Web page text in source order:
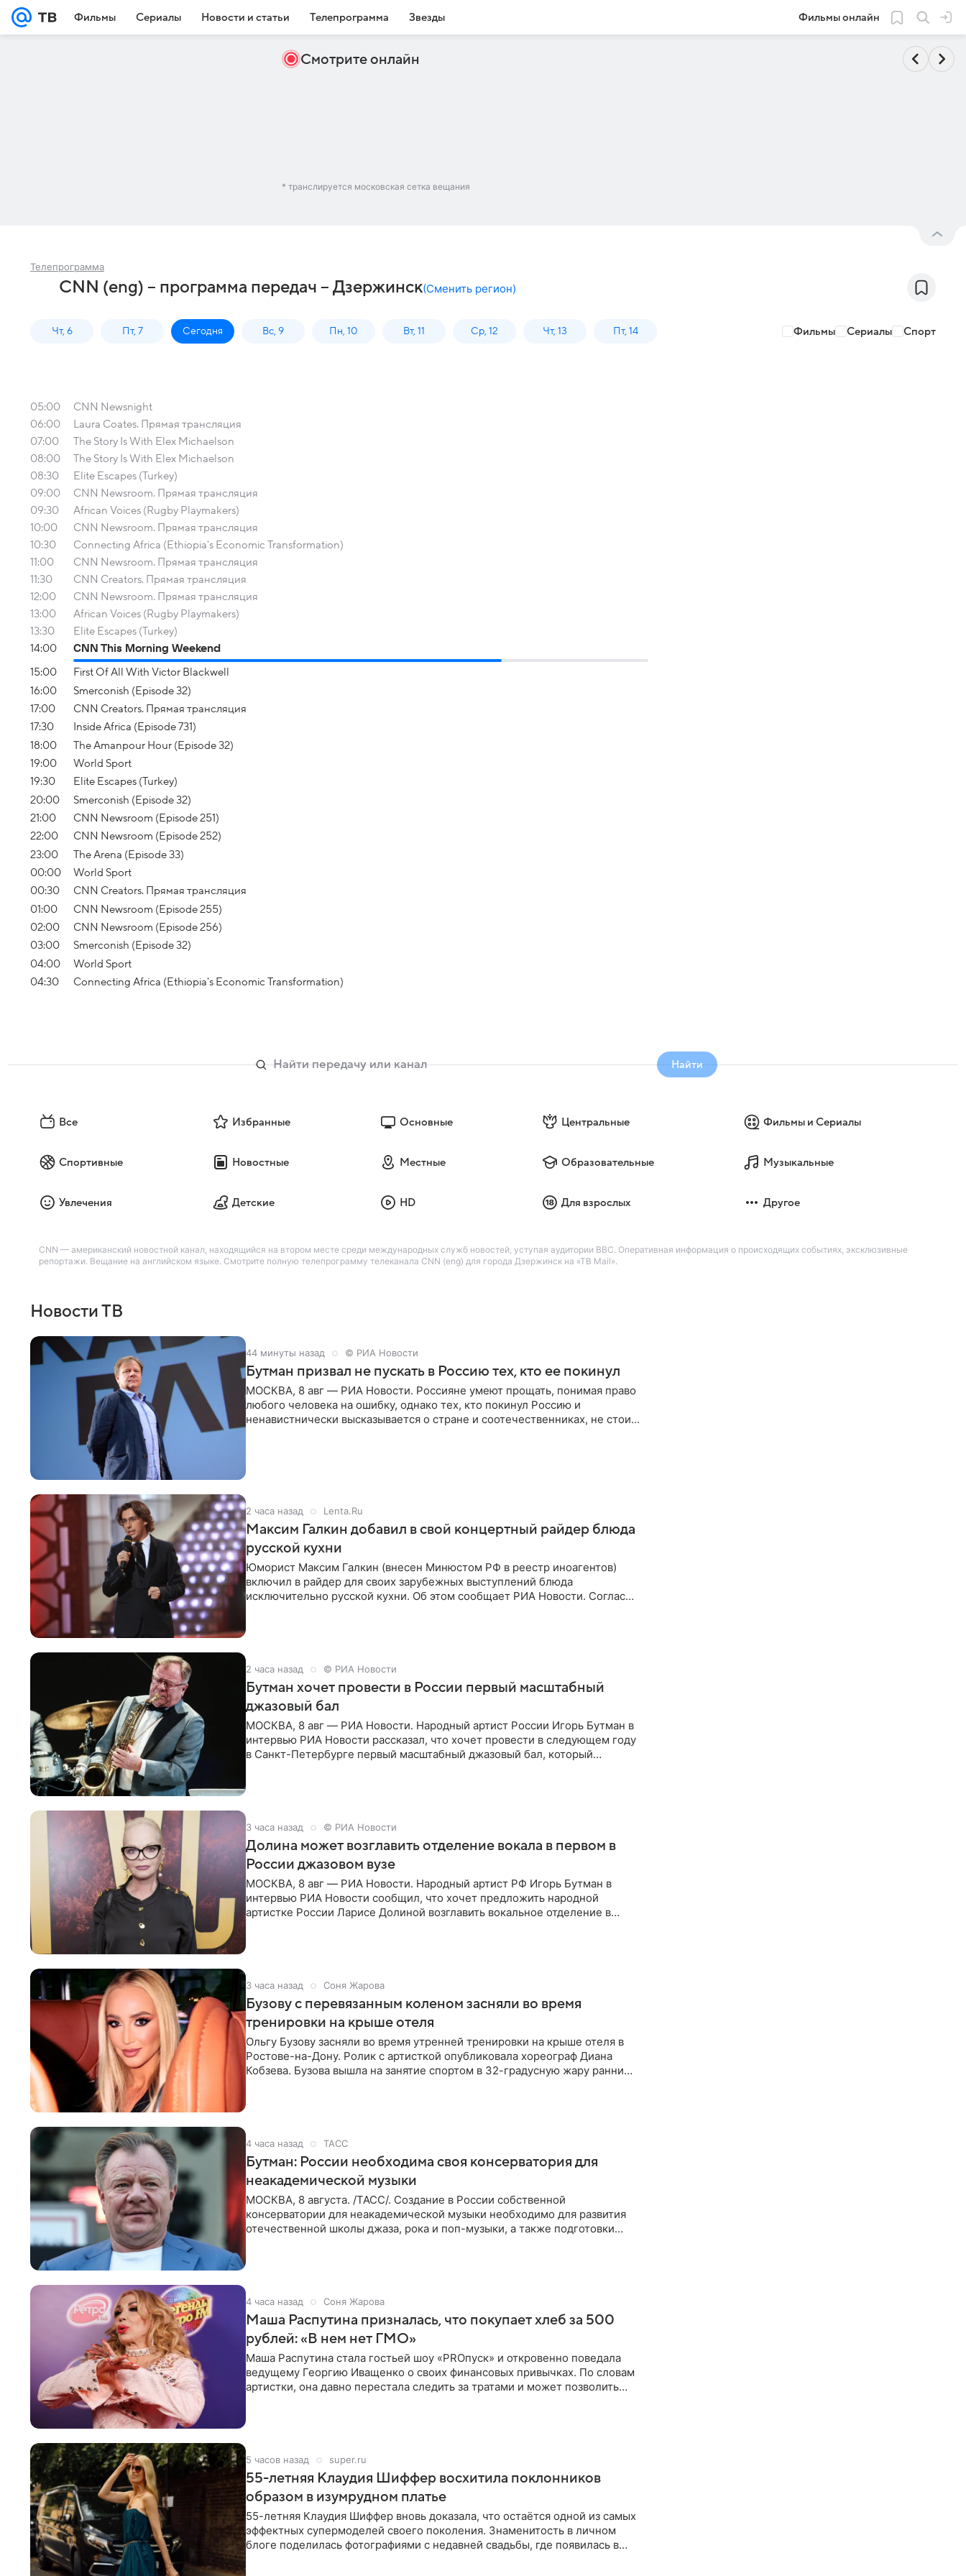
Фильмы Сериалы Новости и статьи Телепрограмма Звезды Фильмы онлайн
Смотрите онлайн
* транслируется московская сетка вещания
Телепрограмма
CNN (eng) – программа передач – Дзержинск(Сменить регион)
Чт, 6 Пт, 7 Сегодня Вс, 9 Пн, 10 Вт, 11 Ср, 12 Чт, 13 Пт, 14 Фильмы Сериалы Спорт
05:00
CNN Newsnight
06:00
Laura Coates. Прямая трансляция
07:00
The Story Is With Elex Michaelson
08:00
The Story Is With Elex Michaelson
08:30
Elite Escapes (Turkey)
09:00
CNN Newsroom. Прямая трансляция
09:30
African Voices (Rugby Playmakers)
10:00
CNN Newsroom. Прямая трансляция
10:30
Connecting Africa (Ethiopia's Economic Transformation)
11:00
CNN Newsroom. Прямая трансляция
11:30
CNN Creators. Прямая трансляция
12:00
CNN Newsroom. Прямая трансляция
13:00
African Voices (Rugby Playmakers)
13:30
Elite Escapes (Turkey)
14:00
CNN This Morning Weekend
15:00
First Of All With Victor Blackwell
16:00
Smerconish (Episode 32)
17:00
CNN Creators. Прямая трансляция
17:30
Inside Africa (Episode 731)
18:00
The Amanpour Hour (Episode 32)
19:00
World Sport
19:30
Elite Escapes (Turkey)
20:00
Smerconish (Episode 32)
21:00
CNN Newsroom (Episode 251)
22:00
CNN Newsroom (Episode 252)
23:00
The Arena (Episode 33)
00:00
World Sport
00:30
CNN Creators. Прямая трансляция
01:00
CNN Newsroom (Episode 255)
02:00
CNN Newsroom (Episode 256)
03:00
Smerconish (Episode 32)
04:00
World Sport
04:30
Connecting Africa (Ethiopia's Economic Transformation)
Найти
Все Избранные Основные Центральные Фильмы и Сериалы
Спортивные Новостные Местные Образовательные Музыкальные
Увлечения Детские HD Для взрослых Другое
CNN — американский новостной канал, находящийся на втором месте среди международных служб новостей, уступая аудитории BBC. Оперативная информация о происходящих событиях, эксклюзивные
репортажи. Вещание на английском языке. Смотрите полную телепрограмму телеканала CNN (eng) для города Дзержинск на «ТВ Mail».
Новости ТВ
44 минуты назад © РИА Новости
Бутман призвал не пускать в Россию тех, кто ее покинул
МОСКВА, 8 авг — РИА Новости. Россияне умеют прощать, понимая право
любого человека на ошибку, однако тех, кто покинул Россию и
ненавистнически высказывается о стране и соотечественниках, не стоит
2 часа назад Lenta.Ru
Максим Галкин добавил в свой концертный райдер блюда
русской кухни
Юморист Максим Галкин (внесен Минюстом РФ в реестр иноагентов)
включил в райдер для своих зарубежных выступлений блюда
исключительно русской кухни. Об этом сообщает РИА Новости. Согласно
2 часа назад © РИА Новости
Бутман хочет провести в России первый масштабный
джазовый бал
МОСКВА, 8 авг — РИА Новости. Народный артист России Игорь Бутман в
интервью РИА Новости рассказал, что хочет провести в следующем году
в Санкт-Петербурге первый масштабный джазовый бал, который
3 часа назад © РИА Новости
Долина может возглавить отделение вокала в первом в
России джазовом вузе
МОСКВА, 8 авг — РИА Новости. Народный артист РФ Игорь Бутман в
интервью РИА Новости сообщил, что хочет предложить народной
артистке России Ларисе Долиной возглавить вокальное отделение в
3 часа назад Соня Жарова
Бузову с перевязанным коленом засняли во время
тренировки на крыше отеля
Ольгу Бузову засняли во время утренней тренировки на крыше отеля в
Ростове-на-Дону. Ролик с артисткой опубликовала хореограф Диана
Кобзева. Бузова вышла на занятие спортом в 32-градусную жару ранним
4 часа назад ТАСС
Бутман: России необходима своя консерватория для
неакадемической музыки
МОСКВА, 8 августа. /ТАСС/. Создание в России собственной
консерватории для неакадемической музыки необходимо для развития
отечественной школы джаза, рока и поп-музыки, а также подготовки
4 часа назад Соня Жарова
Маша Распутина призналась, что покупает хлеб за 500
рублей: «В нем нет ГМО»
Маша Распутина стала гостьей шоу «PROпуск» и откровенно поведала
ведущему Георгию Иващенко о своих финансовых привычках. По словам
артистки, она давно перестала следить за тратами и может позволить
5 часов назад super.ru
55-летняя Клаудия Шиффер восхитила поклонников
образом в изумрудном платье
55-летняя Клаудия Шиффер вновь доказала, что остаётся одной из самых
эффектных супермоделей своего поколения. Знаменитость в личном
блоге поделилась фотографиями с недавней свадьбы, где появилась в